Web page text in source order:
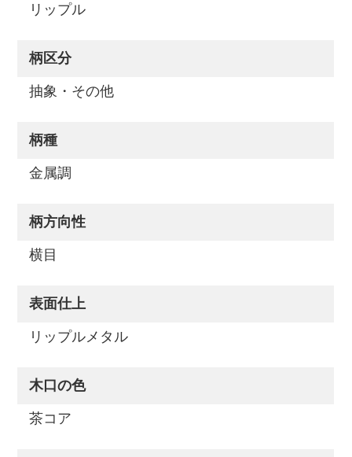
リップル
柄区分
抽象・その他
柄種
金属調
柄方向性
横目
表面仕上
リップルメタル
木口の色
茶コア